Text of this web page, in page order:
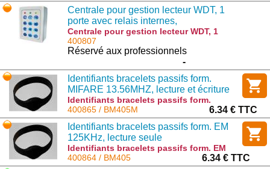
Centrale pour gestion lecteur WDT, 1
porte avec relais internes,
programmation par clavier
Centrale pour gestion lecteur WDT, 1
porte avec relais internes, programmation
par clavier : CPA
400807
Réservé aux professionnels
-
Identifiants bracelets passifs form.
MIFARE 13.56MHZ, lecture et écriture
Identifiants bracelets passifs form.
MIFARE 13.56MHZ, lecture et écriture :
BM405M
400865 / BM405M
6.34 € TTC
Identifiants bracelets passifs form. EM
125KHz, lecture seule
Identifiants bracelets passifs form. EM
125KHz, lecture seule : BM405
400864 / BM405
6.34 € TTC